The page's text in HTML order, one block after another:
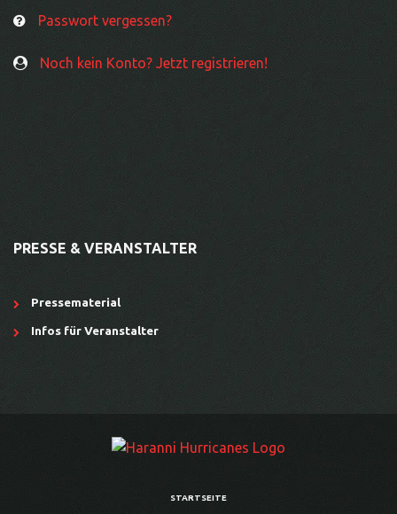
Passwort vergessen?
Noch kein Konto? Jetzt registrieren!
PRESSE & VERANSTALTER
Pressematerial
Infos für Veranstalter
STARTSEITE